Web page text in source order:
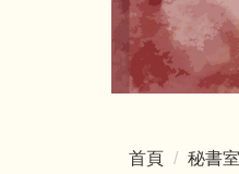
首頁 秘書